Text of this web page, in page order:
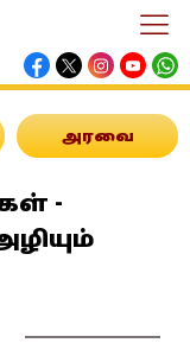
அரவை
-